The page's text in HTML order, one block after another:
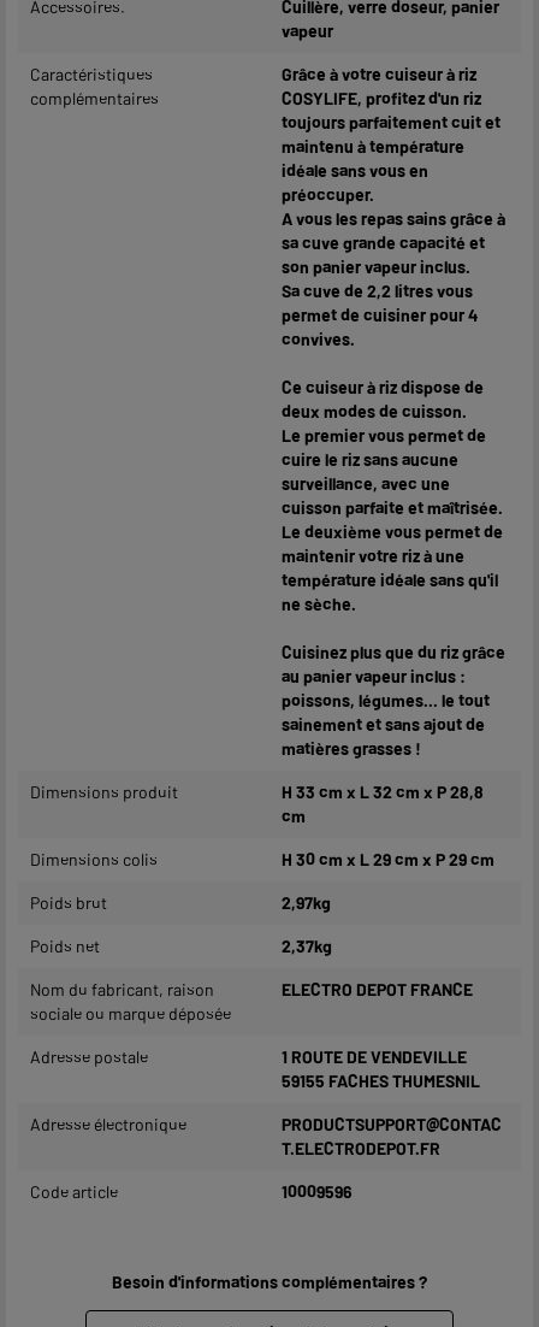
Accessoires.
Cuillère, verre doseur, panier
vapeur
Caractéristiques
complémentaires
Grâce à votre cuiseur à riz
COSYLIFE, profitez d'un riz
toujours parfaitement cuit et
maintenu à température
idéale sans vous en
préoccuper.
A vous les repas sains grâce à
sa cuve grande capacité et
son panier vapeur inclus.
Sa cuve de 2,2 litres vous
permet de cuisiner pour 4
convives.
Ce cuiseur à riz dispose de
deux modes de cuisson.
Le premier vous permet de
cuire le riz sans aucune
surveillance, avec une
cuisson parfaite et maîtrisée.
Le deuxième vous permet de
maintenir votre riz à une
température idéale sans qu'il
ne sèche.
Cuisinez plus que du riz grâce
au panier vapeur inclus :
poissons, légumes... le tout
sainement et sans ajout de
matières grasses !
Dimensions produit
H 33 cm x L 32 cm x P 28,8
cm
Dimensions colis H 30 cm x L 29 cm x P 29 cm
Poids brut 2,97kg
Poids net 2,37kg
Nom du fabricant, raison
sociale ou marque déposée
ELECTRO DEPOT FRANCE
Adresse postale
1 ROUTE DE VENDEVILLE
59155 FACHES THUMESNIL
Adresse électronique
PRODUCTSUPPORT@CONTAC
T.ELECTRODEPOT.FR
Code article 10009596
Besoin d'informations complémentaires ?